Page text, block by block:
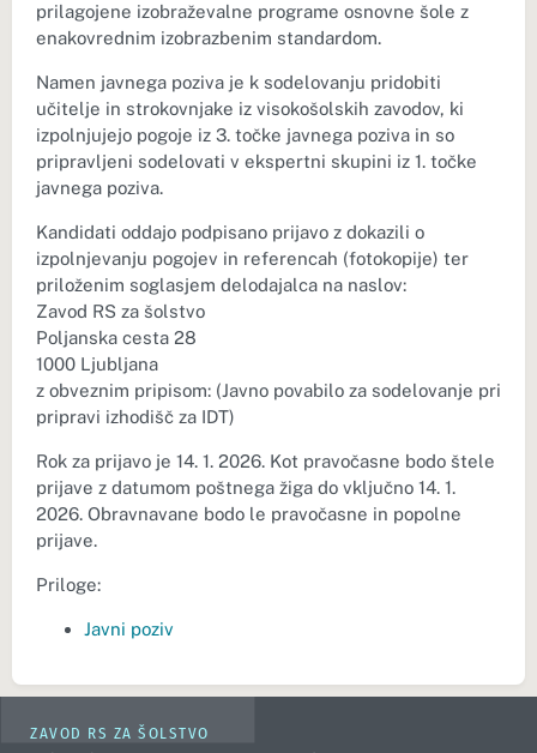
prilagojene izobraževalne programe osnovne šole z
enakovrednim izobrazbenim standardom.
Namen javnega poziva je k sodelovanju pridobiti
učitelje in strokovnjake iz visokošolskih zavodov, ki
izpolnjujejo pogoje iz 3. točke javnega poziva in so
pripravljeni sodelovati v ekspertni skupini iz 1. točke
javnega poziva.
Kandidati oddajo podpisano prijavo z dokazili o
izpolnjevanju pogojev in referencah (fotokopije) ter
priloženim soglasjem delodajalca na naslov:
Zavod RS za šolstvo
Poljanska cesta 28
1000 Ljubljana
z obveznim pripisom: (Javno povabilo za sodelovanje pri
pripravi izhodišč za IDT)
Rok za prijavo je 14. 1. 2026. Kot pravočasne bodo štele
prijave z datumom poštnega žiga do vključno 14. 1.
2026. Obravnavane bodo le pravočasne in popolne
prijave.
Priloge:
Javni poziv
ZAVOD RS ZA ŠOLSTVO